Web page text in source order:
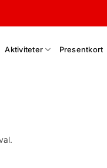
Aktiviteter Presentkort